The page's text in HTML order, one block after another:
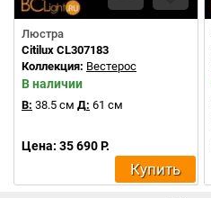
Люстра
Citilux CL307183
Коллекция: Вестерос
В наличии
В: 38.5 см Д: 61 см
Цена: 35 690 Р.
Купить